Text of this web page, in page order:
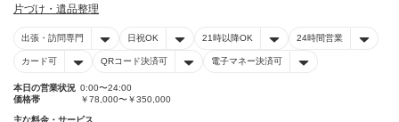
片づけ・遺品整理
出張・訪問専門 日祝OK 21時以降OK 24時間営業
カード可 QRコード決済可 電子マネー決済可
本日の営業状況 0:00〜24:00
価格帯
￥78,000〜￥350,000
主な料金・サービス